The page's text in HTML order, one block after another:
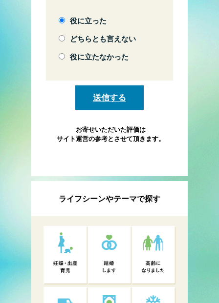
役に立った
どちらとも言えない
役に立たなかった
お寄せいただいた評価は
サイト運営の参考とさせて頂きます。
ライフシーンやテーマで探す